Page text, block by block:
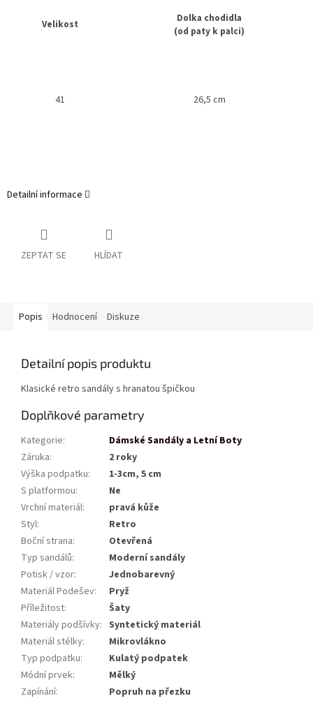
Velikost
Dolka chodidla
(od paty k palci)
41 26,5 cm
Detailní informace
ZEPTAT SE HLÍDAT
Popis Hodnocení Diskuze
Detailní popis produktu
Klasické retro sandály s hranatou špičkou
Doplňkové parametry
Kategorie:
Dámské Sandály a Letní Boty
Záruka:
2 roky
Výška podpatku:
1-3cm, 5 cm
S platformou:
Ne
Vrchní materiál:
pravá kůže
Styl:
Retro
Boční strana:
Otevřená
Typ sandálů:
Moderní sandály
Potisk / vzor:
Jednobarevný
Materiál Podešev:
Pryž
Příležitost:
Šaty
Materiály podšívky: Syntetický materiál
Materiál stélky:
Mikrovlákno
Typ podpatku:
Kulatý podpatek
Módní prvek:
Mělký
Zapínání:
Popruh na přezku